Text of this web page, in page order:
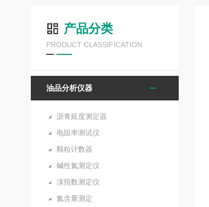
产品分类
PRODUCT CLASSIFICATION
油品分析仪器
沥青延度测定器
电阻率测试仪
颗粒计数器
碱性氮测定仪
溴指数测定仪
氮含量测定